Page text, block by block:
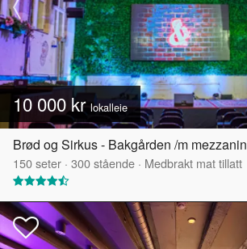
10 000 kr lokalleie
Brød og Sirkus - Bakgården /m mezzanin
150seter · 300stående · Medbrakt mat tillatt